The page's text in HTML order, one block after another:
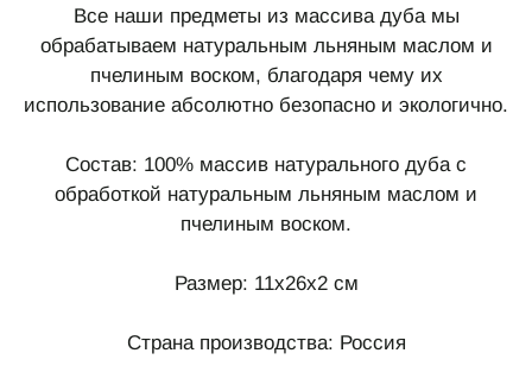
Все наши предметы из массива дуба мы
обрабатываем натуральным льняным маслом и
пчелиным воском, благодаря чему их
использование абсолютно безопасно и экологично.
Состав: 100% массив натурального дуба с
обработкой натуральным льняным маслом и
пчелиным воском.
Размер: 11х26х2 см
Страна производства: Россия